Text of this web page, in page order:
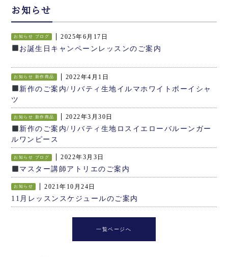
お知らせ
お知らせ ブログ 2025年6月17日
お誕生日キャンペーンレッスンのご案内
お知らせ 新作商品 2022年4月1日
新作のご案内/リバティ生地イルマホワイトボーイシャ
ツ
お知らせ 新作商品 2022年3月30日
新作のご案内/リバティ生地ロスイエローバルーンガー
ルワンピース
お知らせ ブログ 2022年3月3日
マスター講師アトリエのご案内
お知らせ 2021年10月24日
11月レッスンスケジュールのご案内
一覧ページへ